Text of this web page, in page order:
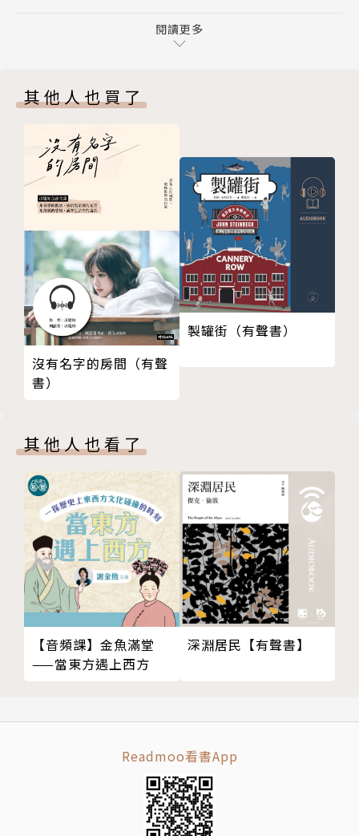
斯・蘭姆的英國文學瑰寶《伊利亞隨筆》。
悅，據此也畫出一張屬於自己的閱讀地圖。
作者簡介
陳蕙慧
資深出版人、編輯人、文學活動策展人、譯者。
2015年起任IC之音廣播節目「經典也青春」主持人。
曾任獨步文化、麥田出版總經理兼總編輯、木馬文化社
長兼遠足出文化、衛城出版等執行長。
福歸途」的大探問《母親》
08_隔絕、拒絕、斷絕 ——談工業文明荒漠中的一則怪
09_文明是否讓很多一般人變得更好？ ——談英國倫敦
10_反極權的先驅者 ——談喬治．歐威爾親身參與西班
牙內戰的觀察與覺醒 《向加泰隆尼亞致敬》
11_戰，與不戰的英雄之旅——談克萊恩《紅色英勇勳
章》中的恐懼及超越
12_殘缺的人、救贖的
閱讀更多
其他人也買了
沒有名字的房間（有聲
書）
製罐街（有聲書）
其他人也看了
【音頻課】金魚滿堂
——當東方遇上西方
深淵居民【有聲書】
Readmoo看書App